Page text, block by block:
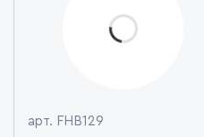
арт. FHB129